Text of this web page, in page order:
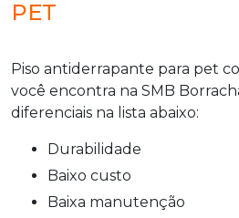
PET
Piso antiderrapante para pet
você encontra na SMB
diferenciais na lista abaixo:
durabilidade
baixo custo
baixa manutenção